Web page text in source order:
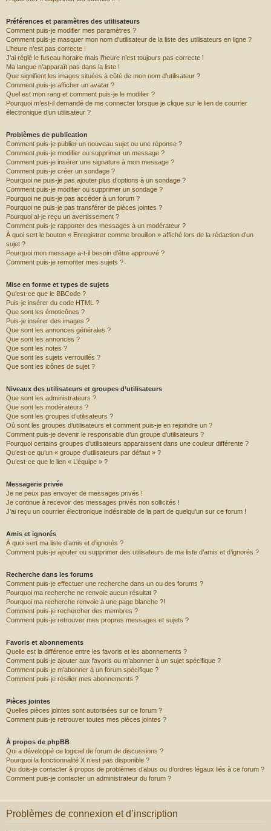
Préférences et paramètres des utilisateurs
Comment puis-je modifier mes paramètres ?
Comment puis-je masquer mon nom d’utilisateur de la liste des utilisateurs en ligne ?
L’heure n’est pas correcte !
J’ai réglé le fuseau horaire mais l’heure n’est toujours pas correcte !
Ma langue n’apparaît pas dans la liste !
Que signifient les images situées à côté de mon nom d’utilisateur ?
Comment puis-je afficher un avatar ?
Quel est mon rang et comment puis-je le modifier ?
Pourquoi m’est-il demandé de me connecter lorsque je clique sur le lien de courrier
électronique d’un utilisateur ?
Problèmes de publication
Comment puis-je publier un nouveau sujet ou une réponse ?
Comment puis-je modifier ou supprimer un message ?
Comment puis-je insérer une signature à mon message ?
Comment puis-je créer un sondage ?
Pourquoi ne puis-je pas ajouter plus d’options à un sondage ?
Comment puis-je modifier ou supprimer un sondage ?
Pourquoi ne puis-je pas accéder à un forum ?
Pourquoi ne puis-je pas transférer de pièces jointes ?
Pourquoi ai-je reçu un avertissement ?
Comment puis-je rapporter des messages à un modérateur ?
À quoi sert le bouton « Enregistrer comme brouillon » affiché lors de la rédaction d’un
sujet ?
Pourquoi mon message a-t-il besoin d’être approuvé ?
Comment puis-je remonter mes sujets ?
Mise en forme et types de sujets
Qu’est-ce que le BBCode ?
Puis-je insérer du code HTML ?
Que sont les émoticônes ?
Puis-je insérer des images ?
Que sont les annonces générales ?
Que sont les annonces ?
Que sont les notes ?
Que sont les sujets verrouillés ?
Que sont les icônes de sujet ?
Niveaux des utilisateurs et groupes d’utilisateurs
Que sont les administrateurs ?
Que sont les modérateurs ?
Que sont les groupes d’utilisateurs ?
Où sont les groupes d’utilisateurs et comment puis-je en rejoindre un ?
Comment puis-je devenir le responsable d’un groupe d’utilisateurs ?
Pourquoi certains groupes d’utilisateurs apparaissent dans une couleur différente ?
Qu’est-ce qu’un « groupe d’utilisateurs par défaut » ?
Qu’est-ce que le lien « L’équipe » ?
Messagerie privée
Je ne peux pas envoyer de messages privés !
Je continue à recevoir des messages privés non sollicités !
J’ai reçu un courrier électronique indésirable de la part de quelqu’un sur ce forum !
Amis et ignorés
À quoi sert ma liste d’amis et d’ignorés ?
Comment puis-je ajouter ou supprimer des utilisateurs de ma liste d’amis et d’ignorés ?
Recherche dans les forums
Comment puis-je effectuer une recherche dans un ou des forums ?
Pourquoi ma recherche ne renvoie aucun résultat ?
Pourquoi ma recherche renvoie à une page blanche ?!
Comment puis-je rechercher des membres ?
Comment puis-je retrouver mes propres messages et sujets ?
Favoris et abonnements
Quelle est la différence entre les favoris et les abonnements ?
Comment puis-je ajouter aux favoris ou m’abonner à un sujet spécifique ?
Comment puis-je m’abonner à un forum spécifique ?
Comment puis-je résilier mes abonnements ?
Pièces jointes
Quelles pièces jointes sont autorisées sur ce forum ?
Comment puis-je retrouver toutes mes pièces jointes ?
À propos de phpBB
Qui a développé ce logiciel de forum de discussions ?
Pourquoi la fonctionnalité X n’est pas disponible ?
Qui dois-je contacter à propos de problèmes d’abus ou d’ordres légaux liés à ce forum ?
Comment puis-je contacter un administrateur du forum ?
Problèmes de connexion et d’inscription